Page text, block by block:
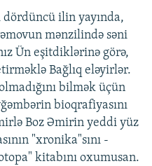
ilin yayında,
mənzilində səni
Ün eşitdiklərinə görə,
Bağlıq eləyirlər.
bilmək üçün
bioqrafiyasını
Boz Əmirin yeddi yüz
"xronika"sını -
kitabını oxumusan.